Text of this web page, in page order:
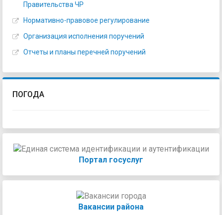
Правительства ЧР
Нормативно-правовое регулирование
Организация исполнения поручений
Отчеты и планы перечней поручений
ПОГОДА
Портал госуслуг
Вакансии района